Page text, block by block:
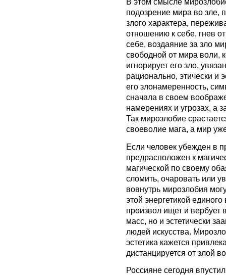
подозрение мира во зле,
злого характера,
отношению к себе, гнев
себе, воздаяние за зло
свободной от мира воли,
игнорирует его зло,
рационально, этически и
его злонамеренность,
сначала в своем
намерениях и угрозах, а
Так мирозлобие
своеволие мага, а мир
Если человек убежден в
предрасположен к
магической по своему
сломить, очаровать или
вовнутрь мирозлобия
этой энергетикой
произвол ищет и вербует
масс, но и эстетически
людей искусства.
эстетика кажется
дистанцируется от злой
Россияне сегодня